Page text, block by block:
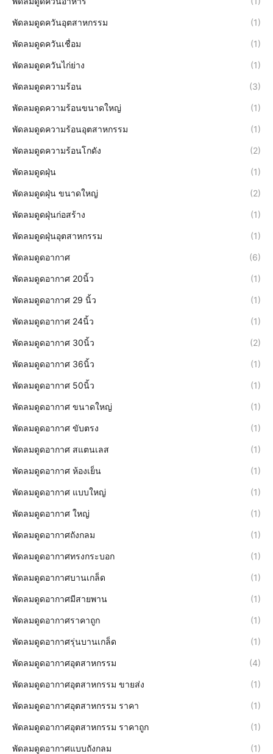
พัดลมดูดควันอุตสาหกรรม (1)
พัดลมดูดควันเชื่อม (1)
พัดลมดูดควันไก่ย่าง (1)
พัดลมดูดความร้อน (3)
พัดลมดูดความร้อนขนาดใหญ่ (1)
พัดลมดูดความร้อนอุตสาหกรรม (1)
พัดลมดูดความร้อนโกดัง (2)
พัดลมดูดฝุ่น (1)
พัดลมดูดฝุ่น ขนาดใหญ่ (2)
พัดลมดูดฝุ่นก่อสร้าง (1)
พัดลมดูดฝุ่นอุตสาหกรรม (1)
พัดลมดูดอากาศ (6)
พัดลมดูดอากาศ 20นิ้ว (1)
พัดลมดูดอากาศ 29 นิ้ว (1)
พัดลมดูดอากาศ 24นิ้ว (1)
พัดลมดูดอากาศ 30นิ้ว (2)
พัดลมดูดอากาศ 36นิ้ว (1)
พัดลมดูดอากาศ 50นิ้ว (1)
พัดลมดูดอากาศ ขนาดใหญ่ (1)
พัดลมดูดอากาศ ขับตรง (1)
พัดลมดูดอากาศ สแตนเลส (1)
พัดลมดูดอากาศ ห้องเย็น (1)
พัดลมดูดอากาศ แบบใหญ่ (1)
พัดลมดูดอากาศ ใหญ่ (1)
พัดลมดูดอากาศถังกลม (1)
พัดลมดูดอากาศทรงกระบอก (1)
พัดลมดูดอากาศบานเกล็ด (1)
พัดลมดูดอากาศมีสายพาน (1)
พัดลมดูดอากาศราคาถูก (1)
พัดลมดูดอากาศรุ่นบานเกล็ด (1)
พัดลมดูดอากาศอุตสาหกรรม (4)
พัดลมดูดอากาศอุตสาหกรรม ขายส่ง (1)
พัดลมดูดอากาศอุตสาหกรรม ราคา (1)
พัดลมดูดอากาศอุตสาหกรรม ราคาถูก (1)
พัดลมดูดอากาศแบบถังกลม (1)